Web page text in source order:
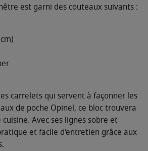
est garni des couteaux suivants :
carrelets qui servent à façonner les
de poche Opinel, ce bloc trouvera
Avec ses lignes sobre et
et facile d'entretien grâce aux